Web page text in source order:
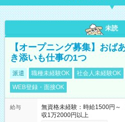
未読
【オープニング募集】おば
き添いも仕事の1つ
派遣 職種未経験OK 社会人未経験OK
WEB登録・面接OK
給与
無資格未経験：時給1500円
収1万2000円以上